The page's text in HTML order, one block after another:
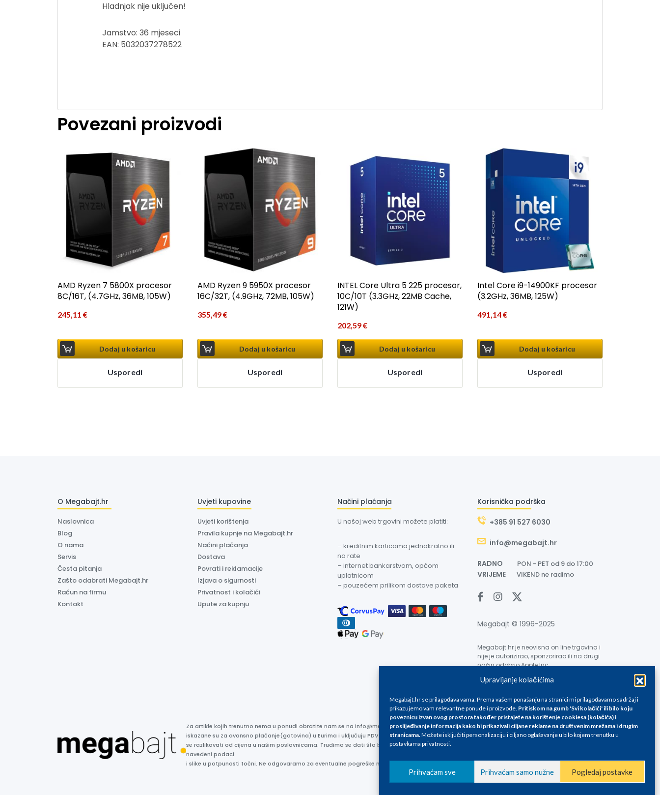
Upravljanje kolačićima
Megabajt.hr se prilagođava vama. Prema vašem ponašanju na stranici mi prilagođavamo sadržaj i
prikazujemo vam relevantne ponude i proizvode. Pritiskom na gumb 'Svi kolačići' ili bilo koju
poveznicu izvan ovog prostora također pristajete na korištenje cookiesa (kolačića) i
proslijeđivanje informacija kako bi prikazivali ciljane reklame na društvenim mrežama i drugim
stranicama.Možete isključiti personalizaciju i ciljano oglašavanje u bilo kojem trenutku u
postavkama privatnosti.
Prihvaćam sve Prihvaćam samo nužne Pogledaj postavke
Hladnjak nije uključen!
Jamstvo: 36 mjeseci
EAN: 5032037278522
Povezani proizvodi
AMD Ryzen 7 5800X procesor
8C/16T, (4.7GHz, 36MB, 105W)
245,11 €
Dodaj u košaricu
Usporedi
AMD Ryzen 9 5950X procesor
16C/32T, (4.9GHz, 72MB, 105W)
355,49€
Dodaj u košaricu
Usporedi
INTEL Core Ultra 5 225 procesor,
10C/10T (3.3GHz, 22MB Cache,
121W)
202,59€
Dodaj u košaricu
Usporedi
Intel Core i9-14900KF procesor
(3.2GHz, 36MB, 125W)
491,14€
Dodaj u košaricu
Usporedi
O Megabajt.hr
Naslovnica
Blog
O nama
Servis
Česta pitanja
Zašto odabrati Megabajt.hr
Račun na firmu
Kontakt
Uvjeti kupovine
Uvjeti korištenja
Pravila kupnje na Megabajt.hr
Načini plaćanja
Dostava
Povrati i reklamacije
Izjava o sigurnosti
Privatnost i kolačići
Upute za kupnju
Načini plaćanja
U našoj web trgovini možete platiti:
– kreditnim karticama jednokratno ili
na rate
– internet bankarstvom, općom
uplatnicom
– pouzećem prilikom dostave paketa
Korisnička podrška
+385 91 527 6030
info@megabajt.hr
RADNO PON - PET od 9 do 17:00
VRIJEME VIKEND ne radimo
Megabajt © 1996-2025
Megabajt.hr je neovisna on line trgovina i
nije je autorizirao, sponzorirao ili na drugi
način odobrio Apple Inc.
Za artikle kojih trenutno nema u ponudi obratite nam se na info@megabajt.hr. Sve cijene su informativnog karaktera i podložne su promjenama, a
iskazane su za avansno plaćanje(gotovina) u Eurima i uključuju PDV. Sve cijene su iskazane isključivo za kupovinu putem webshop-a i mogu
se razlikovati od cijena u našim poslovnicama. Trudimo se dati što bolji i točniji opis i sliku. Unatoč tome, ne možemo garantirati da su svi
navedeni podaci
i slike u potpunosti točni. Ne odgovaramo za eventualne pogreške nastale u opisu proizvoda, greške prilikom štampanja te promjene cijena.